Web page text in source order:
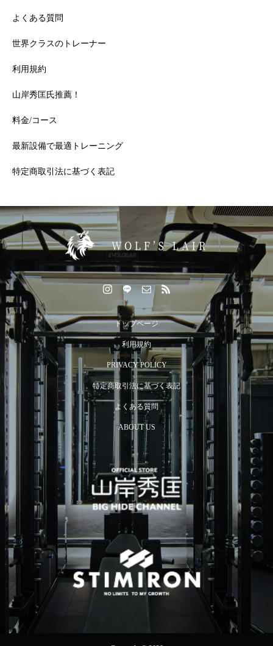
よくある質問
世界クラスのトレーナー
利用規約
山岸秀匡氏推薦！
料金/コース
最新設備で最適トレーニング
特定商取引法に基づく表記
トップページ
利用規約
PRIVACY POLICY
特定商取引法に基づく表記
よくある質問
ABOUT US